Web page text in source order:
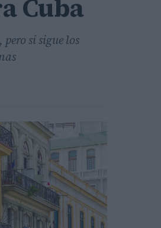
Cuba
si sigue los